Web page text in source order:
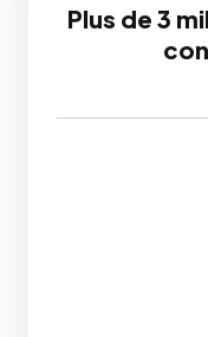
Plus de 3